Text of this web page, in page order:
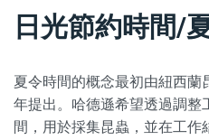
日光節約時間/
夏令時間的概念最初由紐西蘭
年提出。哈德遜希望透過調整
間，用於採集昆蟲，並在工作